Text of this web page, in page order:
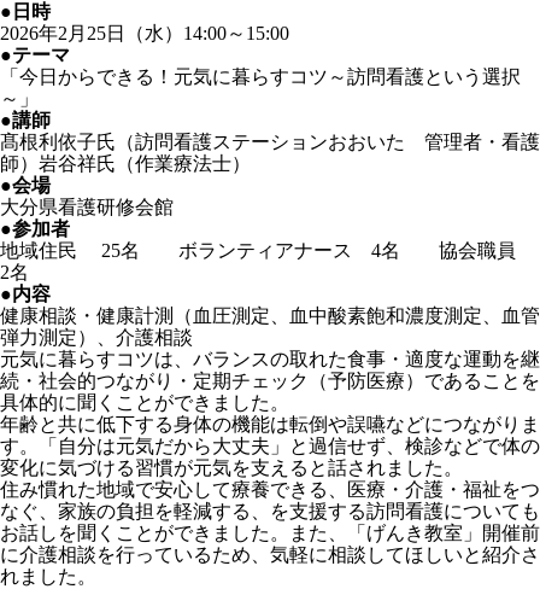
● 日時
2026年2月25日（水）14:00～15:00
●テーマ
「今日からできる！元気に暮らすコツ～訪問看護という選択
～」
●講師
髙根利依子氏（訪問看護ステーションおおいた 管理者・看護
師）岩谷祥氏（作業療法士）
●会場
大分県看護研修会館
●参加者
地域住民 25名 ボランティアナース 4名 協会職員
2名
●内容
健康相談・健康計測（血圧測定、血中酸素飽和濃度測定、血管
弾力測定）、介護相談
元気に暮らすコツは、バランスの取れた食事・適度な運動を継
続・社会的つながり・定期チェック（予防医療）であることを
具体的に聞くことができました。
年齢と共に低下する身体の機能は転倒や誤嚥などにつながりま
す。「自分は元気だから大丈夫」と過信せず、検診などで体の
変化に気づける習慣が元気を支えると話されました。
住み慣れた地域で安心して療養できる、医療・介護・福祉をつ
なぐ、家族の負担を軽減する、を支援する訪問看護についても
お話しを聞くことができました。また、「げんき教室」開催前
に介護相談を行っているため、気軽に相談してほしいと紹介さ
れました。